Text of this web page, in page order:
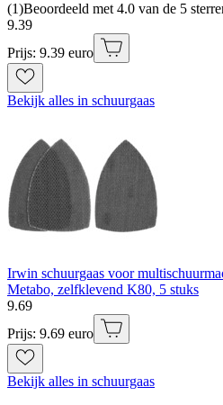
(1)Beoordeeld met 4.0 van de 5
9.39
Prijs: 9.39 euro
Bekijk alles in schuurgaas
Irwin schuurgaas voor
Metabo, zelfklevend K80, 5 stuks
9.69
Prijs: 9.69 euro
Bekijk alles in schuurgaas